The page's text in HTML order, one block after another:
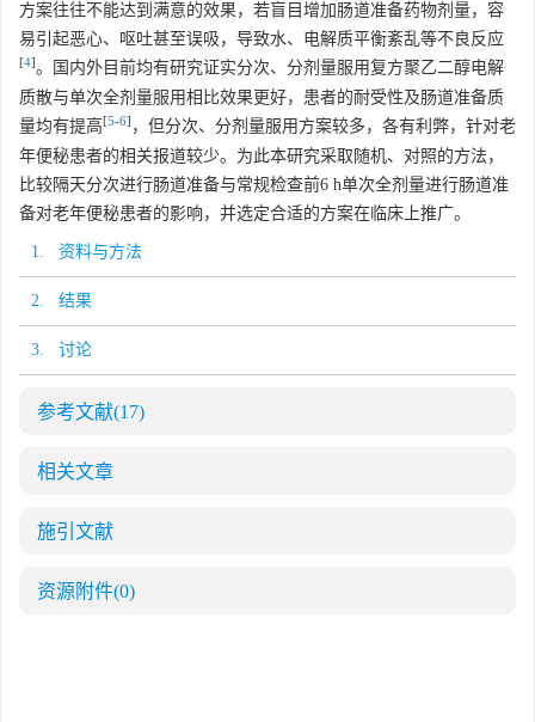
方案往往不能达到满意的效果，若盲目增加肠道准备药物剂量，容
易引起恶心、呕吐甚至误吸，导致水、电解质平衡紊乱等不良反应
[4]。国内外目前均有研究证实分次、分剂量服用复方聚乙二醇电解
质散与单次全剂量服用相比效果更好，患者的耐受性及肠道准备质
量均有提高[5-6] ，但分次、分剂量服用方案较多，各有利弊，针对老
年便秘患者的相关报道较少。为此本研究采取随机、对照的方法，
比较隔天分次进行肠道准备与常规检查前6 h单次全剂量进行肠道准
备对老年便秘患者的影响，并选定合适的方案在临床上推广。
1. 资料与方法
2. 结果
3. 讨论
参考文献(17)
相关文章
施引文献
资源附件(0)